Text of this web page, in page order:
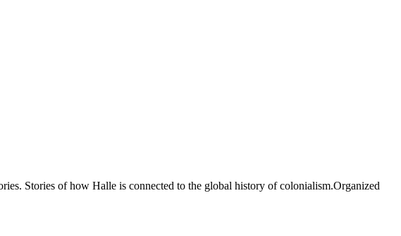
Stories of how Halle is connected to the global history of colonialism.Organized